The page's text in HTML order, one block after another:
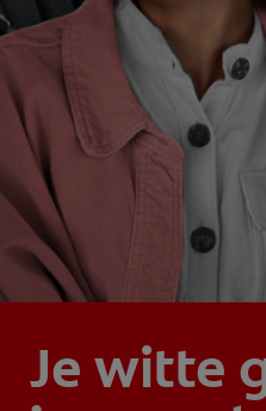
Je witte